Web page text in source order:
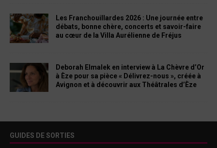
Les Franchouillardes 2026 : Une journée entre
débats, bonne chère, concerts et savoir-faire
au cœur de la Villa Aurélienne de Fréjus
Deborah Elmalek en interview à La Chèvre d’Or
à Èze pour sa pièce « Délivrez-nous », créée à
Avignon et à découvrir aux Théâtrales d’Èze
GUIDES DE SORTIES